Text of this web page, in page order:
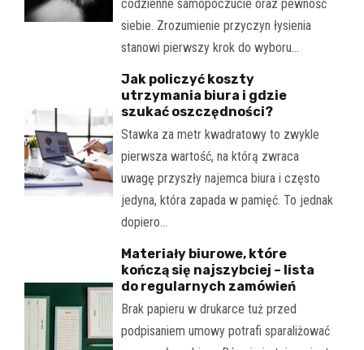
codzienne samopoczucie oraz pewność
siebie. Zrozumienie przyczyn łysienia
stanowi pierwszy krok do wyboru…
Jak policzyć koszty
utrzymania biura i gdzie
szukać oszczędności?
Stawka za metr kwadratowy to zwykle
pierwsza wartość, na którą zwraca
uwagę przyszły najemca biura i często
jedyna, która zapada w pamięć. To jednak
dopiero…
Materiały biurowe, które
kończą się najszybciej – lista
do regularnych zamówień
Brak papieru w drukarce tuż przed
podpisaniem umowy potrafi sparaliżować